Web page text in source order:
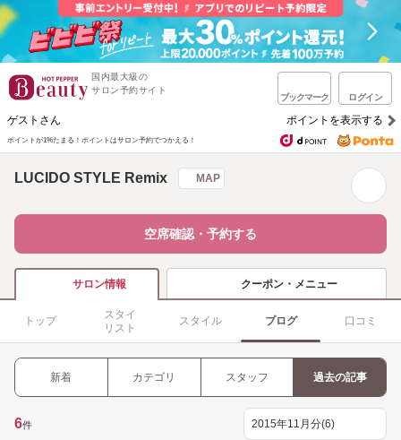
国内最大級の
サロン予約サイト
ブックマーク ログイン
ゲストさん ポイントを表示する
ポイントが1%たまる！ ポイントはサロン予約でつかえる！
LUCIDO STYLE Remix MAP
空席確認・予約する
サロン情報 クーポン・メニュー
トップ
スタイ
リスト
スタイル ブログ 口コミ
新着 カテゴリ スタッフ 過去の記事
6件